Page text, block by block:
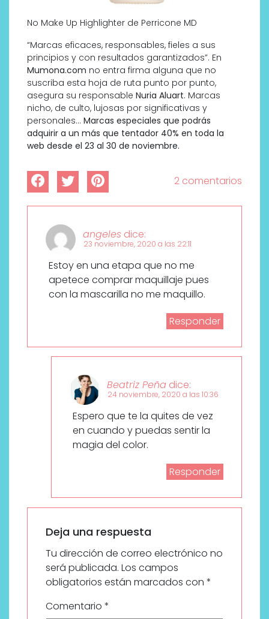
No Make Up Highlighter de Perricone MD
“Marcas eficaces, responsables, fieles a sus
principios y con resultados garantizados”. En
Mumona.com no entra firma alguna que no
suscriba esta hoja de ruta punto por punto,
asegura su responsable Nuria Aluart. Marcas
nicho, de culto, lujosas por significativas y
personales… Marcas especiales que podrás
adquirir a un más que tentador 40% en toda la
web desde el 23 al 30 de noviembre.
2 comentarios
angeles dice:
23 noviembre, 2020 a las 22:11
Estoy en una etapa que no me
apetece comprar maquillaje pues
con la mascarilla no me maquillo.
Responder
Beatriz Peña dice:
24 noviembre, 2020 a las 10:36
Espero que te la quites de vez
en cuando y puedas sentir la
magia del color.
Responder
Deja una respuesta
Tu dirección de correo electrónico no
será publicada. Los campos
obligatorios están marcados con *
Comentario *